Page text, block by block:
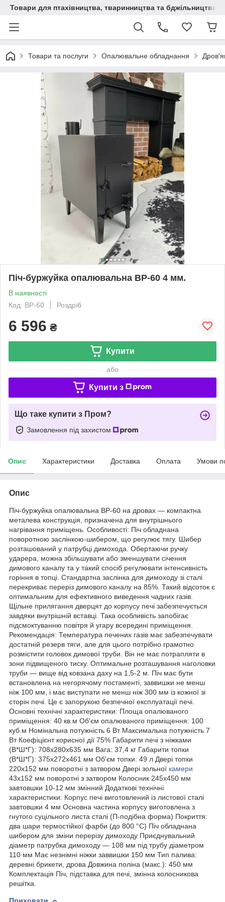
Товари для птахівництва, тваринництва та бджільництва
Товари та послуги Опалювальне обладнання
Піч-буржуйка опалювальна BP-60 4 мм.
В наявності
Код: BP-60
Роздріб
6 596 ₴
Купити
або
Купити з
Що таке купити з Пром?
Замовлення під захистом
Опис Характеристики Доставка Оплата Умови
Опис
Піч-буржуйка опалювальна BP-60 на дровах — компактна
металева конструкція, призначена для внутрішнього
нагрівання приміщень. Особливості: Піч обладнана
поворотною заслінкою-шибером, що регулює тягу. Шибер
розташований у патрубці димохода. Обертаючи ручку
ударера, можна збільшувати або зменшувати січення
димового каналу та у такий спосіб регулювати інтенсивність
горіння в топці. Стандартна заслінка для димоходу зі сталі
перекриває переріз димового каналу на 85%. Такий відсоток є
оптимальним для ефективного виведення чадних газів.
Щільне прилягання дверцят до корпусу печі забезпечується
завдяки внутрішній вставці. Така особливість запобігає
підсмоктуванню повітря й угару всередині приміщення.
Рекомендація: Температура печених газів має забезпечувати
достатній резерв тяги, але для цього потрібно грамотно
розмістити головок димової труби. Він не має потрапляти в
зони підвищеного тиску. Оптимальне розташування наголовки
труби — вище від ковзана даху на 1,5-2 м. Піч має бути
встановлена на негорячому постаменті, заввишки не менш
ніж 100 мм, і має виступати не менш ніж 300 мм із кожної зі
сторін печі. Це є запорукою безпечної експлуатації печі.
Основні технічні характеристики: Площа опалюваного
приміщення: 40 кв.м Об'єм опалюваного приміщення: 100
куб.м Номінальна потужність 6 Вт Максимальна потужність 7
Вт Коефіцієнт корисної дії 75% Габарити печі з ніжками
(В*Ш*Г): 708х280х635 мм Вага: 37,4 кг Габарити топки
(В*Ш*Г): 375х272х461 мм Об'єм топки: 49 л Двері топки
220х152 мм поворотні з затвором Двері зольної камери
43х152 мм поворотні з затвором Колосник 245х450 мм
завтовшки 10-12 мм змінний Додаткові технічні
характеристики: Корпус печі виготовлений із листової сталі
завтовшки 4 мм Основна частина корпусу виготовлена з
гнутого суцільного листа сталі (П-подібна форма) Покриття:
два шари термостійкої фарби (до 800 °C) Піч обладнана
шибером для зміни перерізу димоходу Приєднувальний
діаметр патрубка димоходу — 108 мм під трубу діаметром
110 мм Має незнімні ніжки заввишки 150 мм Тип палива:
деревні брикети, дрова Довжина поліна (макс.): 450 мм
Комплектація Піч, підставка для печі, змінна колосникова
решітка.
Приховати